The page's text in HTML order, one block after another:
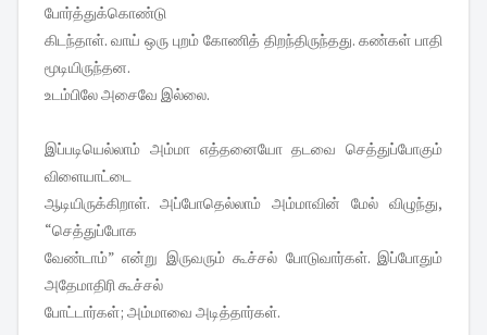
போர்த்துக்கொண்டு
கிடந்தாள். வாய் ஒரு புறம் கோணித் திறந்திருந்தது. கண்கள் பாதி
மூடியிருந்தன.
உடம்பிலே அசைவே இல்லை.
இப்படியெல்லாம் அம்மா எத்தனையோ தடவை செத்துப்போகும்
விளையாட்டை
ஆடியிருக்கிறாள். அப்போதெல்லாம் அம்மாவின் மேல் விழுந்து,
“செத்துப்போக
வேண்டாம்” என்று இருவரும் கூச்சல் போடுவார்கள். இப்போதும்
அதேமாதிரி கூச்சல்
போட்டார்கள்; அம்மாவை அடித்தார்கள்.